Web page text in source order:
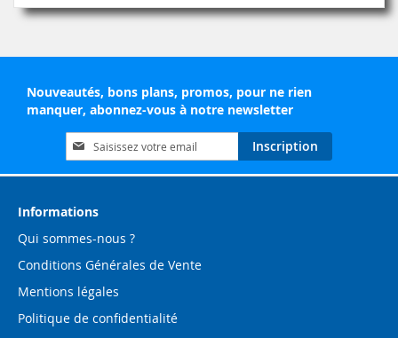
Nouveautés, bons plans, promos, pour ne rien
manquer, abonnez-vous à notre newsletter
Inscription
à
notre
d’information
Inscription
Informations
Qui sommes-nous ?
Conditions Générales de Vente
Mentions légales
Politique de confidentialité